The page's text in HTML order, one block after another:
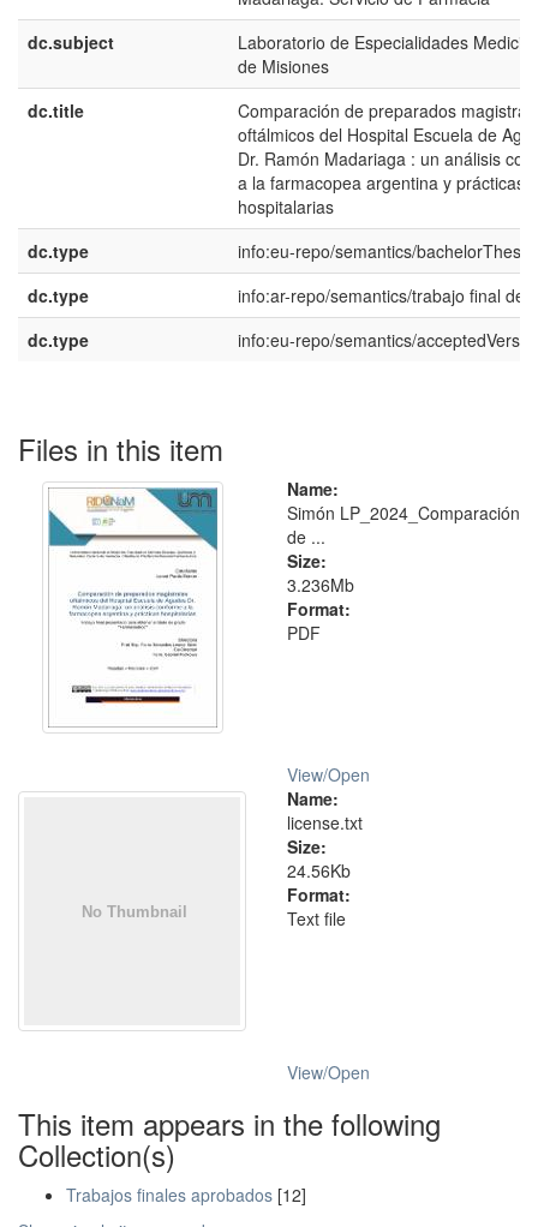
dc.subject
Laboratorio de Especialidades
de Misiones
dc.title
Comparación de preparados
oftálmicos del Hospital Escuela de
Dr. Ramón Madariaga : un análisis
a la farmacopea argentina y prácticas
hospitalarias
dc.type
info:eu-repo/semantics/bachelorThesis
dc.type
info:ar-repo/semantics/trabajo final de
dc.type
info:eu-repo/semantics/
Files in this item
Name:
Simón LP_2024_Comparación
de ...
Size:
3.236Mb
Format:
PDF
View/Open
Name:
license.txt
Size:
24.56Kb
Format:
Text file
View/Open
This item appears in the following
Collection(s)
Trabajos finales aprobados [12]